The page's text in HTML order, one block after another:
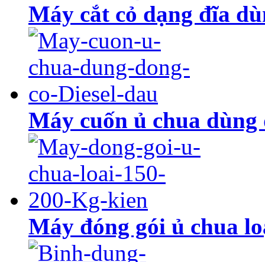
Máy cắt cỏ dạng đĩa
Máy cuốn ủ chua dùng
Máy đóng gói ủ chua